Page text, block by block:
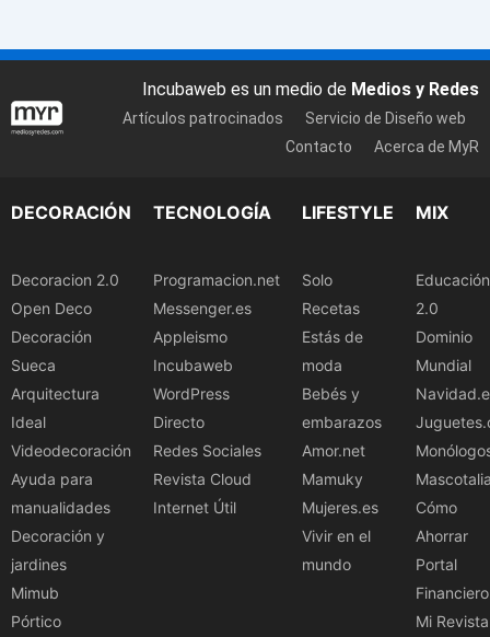
Incubaweb es un medio de Medios y Redes
Artículos patrocinados
Servicio de Diseño web
Contacto
Acerca de MyR
DECORACIÓN
Decoracion 2.0
Open Deco
Decoración
Sueca
Arquitectura
Ideal
Videodecoración
Ayuda para
manualidades
Decoración y
jardines
Mimub
Pórtico
TECNOLOGÍA
Programacion.net
Messenger.es
Appleismo
Incubaweb
WordPress
Directo
Redes Sociales
Revista Cloud
Internet Útil
LIFESTYLE
Solo
Recetas
Estás de
moda
Bebés y
embarazos
Amor.net
Mamuky
Mujeres.es
Vivir en el
mundo
MIX
Educación
2.0
Dominio
Mundial
Cómo
Ahorrar
Portal
Financiero
Mi Revista